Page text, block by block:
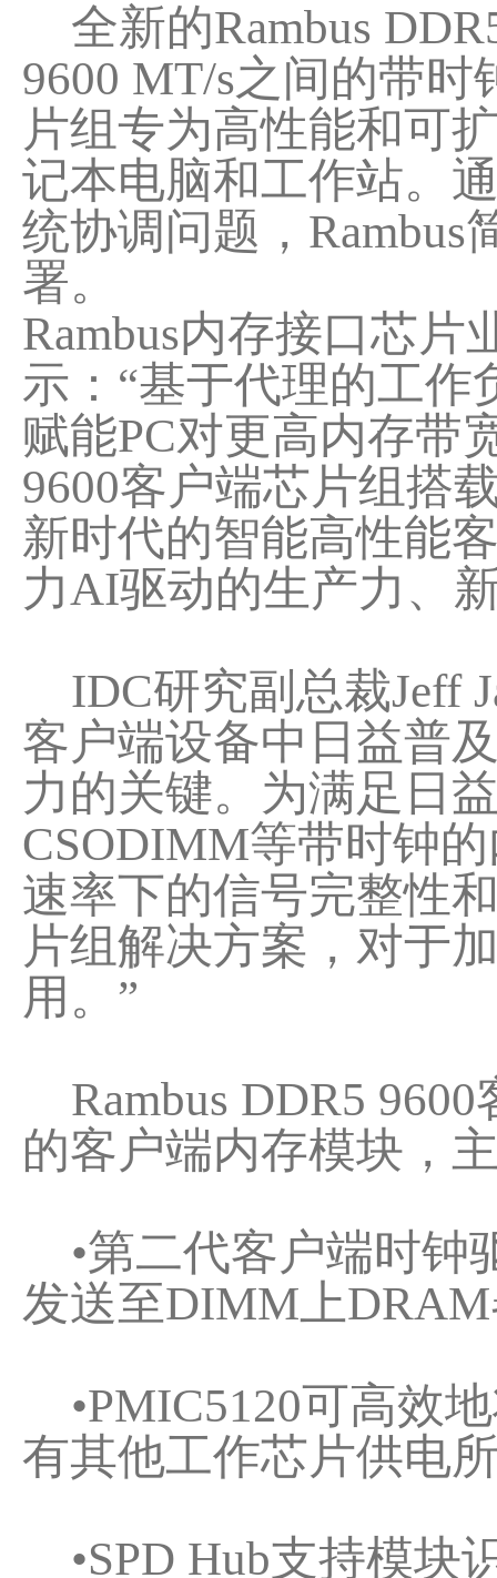
全新的Rambus
9600 MT/s之间的带
片组专为高性能和可
记本电脑和工作站。
统协调问题，
署。
Rambus内存接口芯片
示：“基于代理的工
赋能PC对更高内存带
9600客户端芯片组搭
新时代的智能高性能
力AI驱动的生产力、
IDC研究副总裁Jeff
客户端设备中日益普
力的关键。为满足日
CSODIMM等带时钟
速率下的信号完整性
片组解决方案，对于
用。”
Rambus DDR5
的客户端内存模块，
•第二代客户端时钟
发送至DIMM上
•PMIC5120可高效
有其他工作芯片供电
•SPD Hub支持模块